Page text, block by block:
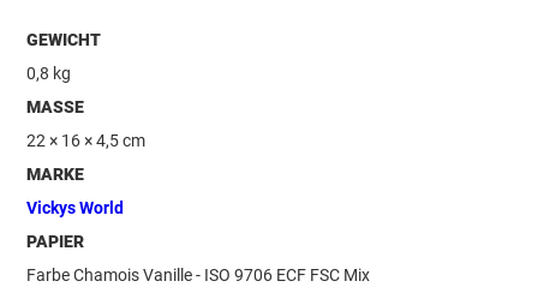
GEWICHT
0,8 kg
MASSE
22 × 16 × 4,5 cm
MARKE
Vickys World
PAPIER
Farbe Chamois Vanille - ISO 9706 ECF FSC Mix